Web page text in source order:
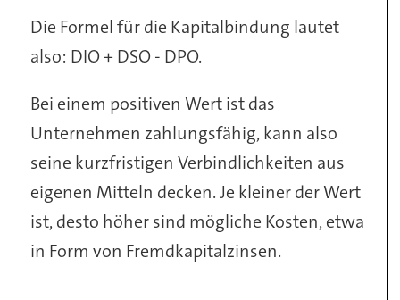
Die Formel für die Kapitalbindung lautet
also: DIO + DSO - DPO.
Bei einem positiven Wert ist das
Unternehmen zahlungsfähig, kann also
seine kurzfristigen Verbindlichkeiten aus
eigenen Mitteln decken. Je kleiner der Wert
ist, desto höher sind mögliche Kosten, etwa
in Form von Fremdkapitalzinsen.